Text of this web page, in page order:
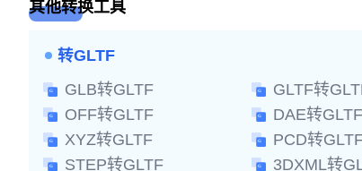
其他转换工具
转GLTF
GLB转GLTF
GLTF转
OFF转GLTF
DAE转GLTF
XYZ转GLTF
PCD转
STEP转GLTF
3DXML转